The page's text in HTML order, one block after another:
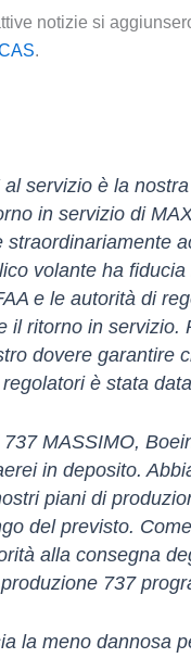
notizie si
.
servizio è la
in servizio di
volante ha
e le autorità di
il ritorno in servizio.
dovere garantire
è stata
MASSIMO,
in deposito.
piani di
del previsto.
alla consegna
737
la meno dannosa